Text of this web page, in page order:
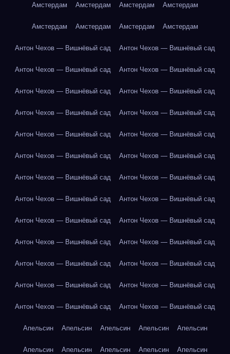
Амстердам Амстердам Амстердам Амстердам
Амстердам Амстердам Амстердам Амстердам
Антон Чехов — Вишнёвый сад Антон Чехов — Вишнёвый сад
Антон Чехов — Вишнёвый сад Антон Чехов — Вишнёвый сад
Антон Чехов — Вишнёвый сад Антон Чехов — Вишнёвый сад
Антон Чехов — Вишнёвый сад Антон Чехов — Вишнёвый сад
Антон Чехов — Вишнёвый сад Антон Чехов — Вишнёвый сад
Антон Чехов — Вишнёвый сад Антон Чехов — Вишнёвый сад
Антон Чехов — Вишнёвый сад Антон Чехов — Вишнёвый сад
Антон Чехов — Вишнёвый сад Антон Чехов — Вишнёвый сад
Антон Чехов — Вишнёвый сад Антон Чехов — Вишнёвый сад
Антон Чехов — Вишнёвый сад Антон Чехов — Вишнёвый сад
Антон Чехов — Вишнёвый сад Антон Чехов — Вишнёвый сад
Антон Чехов — Вишнёвый сад Антон Чехов — Вишнёвый сад
Антон Чехов — Вишнёвый сад Антон Чехов — Вишнёвый сад
Апельсин Апельсин Апельсин Апельсин Апельсин
Апельсин Апельсин Апельсин Апельсин Апельсин